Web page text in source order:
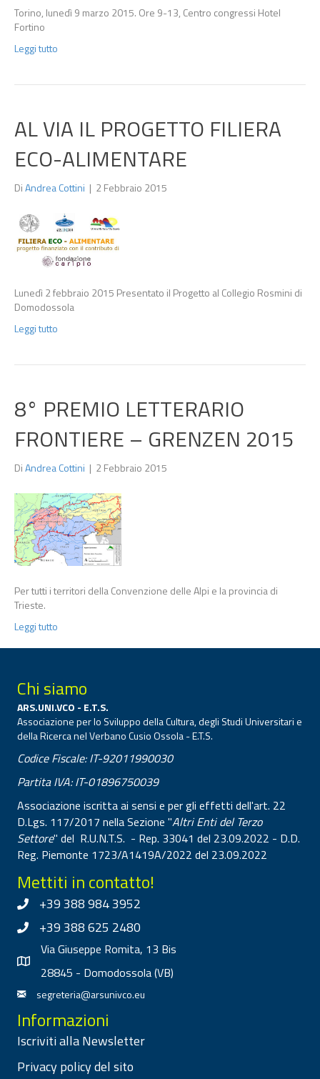
Torino, lunedì 9 marzo 2015. Ore 9-13, Centro congressi Hotel
Fortino
Leggi tutto
AL VIA IL PROGETTO FILIERA
ECO-ALIMENTARE
DiAndrea Cottini | 2 Febbraio 2015
Lunedì 2 febbraio 2015 Presentato il Progetto al Collegio Rosmini di
Domodossola
Leggi tutto
8° PREMIO LETTERARIO
FRONTIERE – GRENZEN 2015
DiAndrea Cottini | 2 Febbraio 2015
Per tutti i territori della Convenzione delle Alpi e la provincia di
Trieste.
Leggi tutto
Chi siamo
ARS.UNI.VCO - E.T.S.
Associazione per lo Sviluppo della Cultura, degli Studi Universitari e
della Ricerca nel Verbano Cusio Ossola - E.T.S.
Codice Fiscale: IT-92011990030
Partita IVA: IT-01896750039
Associazione iscritta ai sensi e per gli effetti dell'art. 22
D.Lgs. 117/2017 nella Sezione "Altri Enti del Terzo
Settore" del R.U.N.T.S. - Rep. 33041 del 23.09.2022 - D.D.
Reg. Piemonte 1723/A1419A/2022 del 23.09.2022
Mettiti in contatto!
+39 388 984 3952
+39 388 625 2480
Via Giuseppe Romita, 13 Bis
28845 - Domodossola (VB)
segreteria@arsunivco.eu
Informazioni
Iscriviti alla Newsletter
Privacy policy del sito